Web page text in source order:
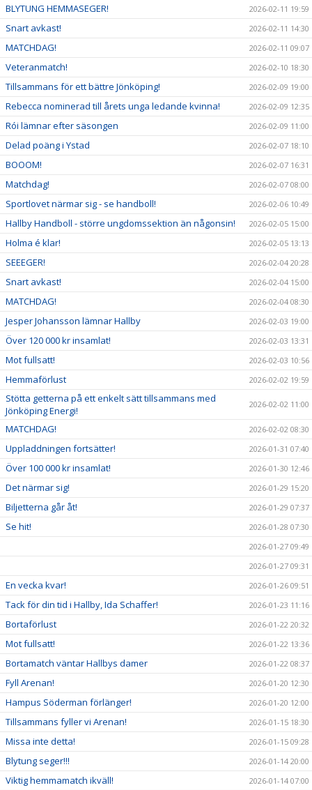
BLYTUNG HEMMASEGER! 2026-02-11 19:59
Snart avkast! 2026-02-11 14:30
MATCHDAG! 2026-02-11 09:07
Veteranmatch! 2026-02-10 18:30
Tillsammans för ett bättre Jönköping! 2026-02-09 19:00
Rebecca nominerad till årets unga ledande kvinna! 2026-02-09 12:35
Rói lämnar efter säsongen 2026-02-09 11:00
Delad poäng i Ystad 2026-02-07 18:10
BOOOM! 2026-02-07 16:31
Matchdag! 2026-02-07 08:00
Sportlovet närmar sig - se handboll! 2026-02-06 10:49
Hallby Handboll - större ungdomssektion än någonsin! 2026-02-05 15:00
Holma é klar! 2026-02-05 13:13
SEEEGER! 2026-02-04 20:28
Snart avkast! 2026-02-04 15:00
MATCHDAG! 2026-02-04 08:30
Jesper Johansson lämnar Hallby 2026-02-03 19:00
Över 120 000 kr insamlat! 2026-02-03 13:31
Mot fullsatt! 2026-02-03 10:56
Hemmaförlust 2026-02-02 19:59
Stötta getterna på ett enkelt sätt tillsammans med
Jönköping Energi!
2026-02-02 11:00
MATCHDAG! 2026-02-02 08:30
Uppladdningen fortsätter! 2026-01-31 07:40
Över 100 000 kr insamlat! 2026-01-30 12:46
Det närmar sig! 2026-01-29 15:20
Biljetterna går åt! 2026-01-29 07:37
Se hit!
2026-01-28 07:30
2026-01-27 09:49
2026-01-27 09:31
En vecka kvar! 2026-01-26 09:51
Tack för din tid i Hallby, Ida Schaffer! 2026-01-23 11:16
Bortaförlust 2026-01-22 20:32
Mot fullsatt! 2026-01-22 13:36
Bortamatch väntar Hallbys damer 2026-01-22 08:37
Fyll Arenan! 2026-01-20 12:30
Hampus Söderman förlänger! 2026-01-20 12:00
Tillsammans fyller vi Arenan! 2026-01-15 18:30
Missa inte detta! 2026-01-15 09:28
Blytung seger!!! 2026-01-14 20:00
Viktig hemmamatch ikväll! 2026-01-14 07:00